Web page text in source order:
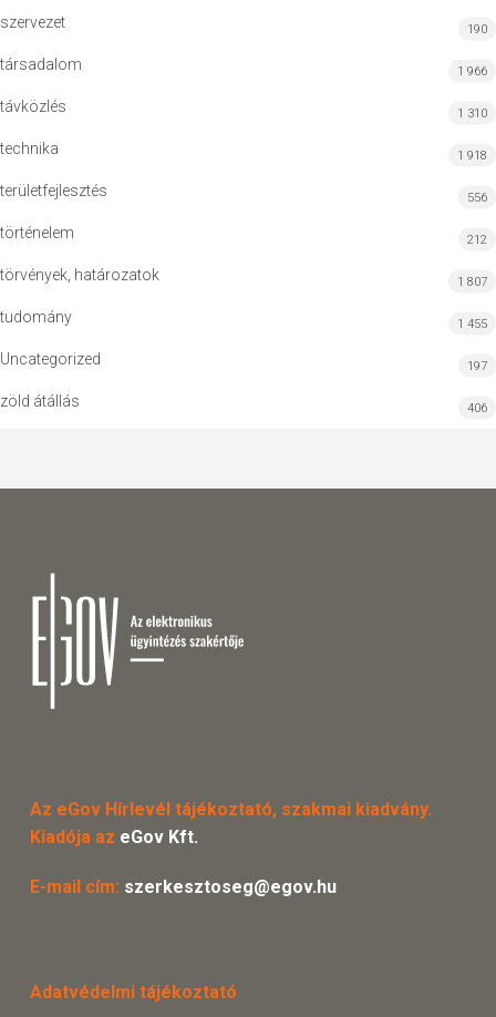
szervezet 190
társadalom 1 966
távközlés 1 310
technika 1 918
területfejlesztés 556
történelem 212
törvények, határozatok 1 807
tudomány 1 455
Uncategorized 197
zöld átállás 406
Az eGov Hírlevél tájékoztató, szakmai kiadvány.
Kiadója az eGov Kft.
E-mail cím: szerkesztoseg@egov.hu
Adatvédelmi tájékoztató